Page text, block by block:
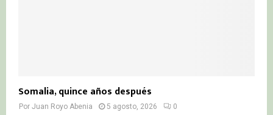
Somalia, quince años después
Por Juan Royo Abenia 5 agosto, 2026 0